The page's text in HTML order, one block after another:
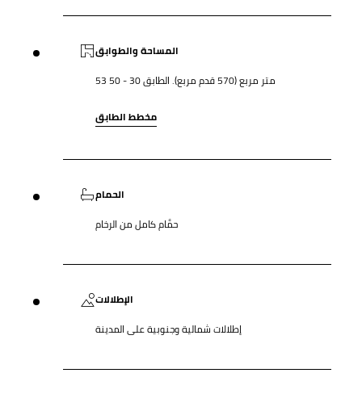
المساحة والطوابق
53 متر مربع (570 قدم مربع). الطابق 30 - 50
مخطط الطابق
الحمام
حمَّام كامل من الرخام
الإطلالات
إطلالات شمالية وجنوبية على المدينة